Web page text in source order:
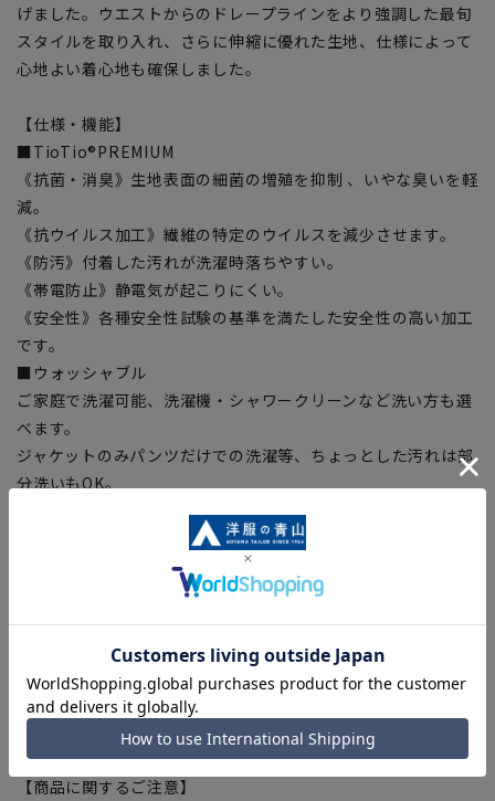
げました。ウエストからのドレープラインをより強調した最旬
スタイルを取り入れ、さらに伸縮に優れた生地、仕様によって
心地よい着心地も確保しました。
【仕様・機能】
■TioTio®PREMIUM
《抗菌・消臭》生地表面の細菌の増殖を抑制 、いやな臭いを軽
減。
《抗ウイルス加工》繊維の特定のウイルスを減少させます。
《防汚》付着した汚れが洗濯時落ちやすい。
《帯電防止》静電気が起こりにくい。
《安全性》各種安全性試験の基準を満たした安全性の高い加工
です。
■ウォッシャブル
ご家庭で洗濯可能、洗濯機・シャワークリーンなど洗い方も選
べます。
ジャケットのみパンツだけでの洗濯等、ちょっとした汚れは部
分洗いもOK。
身体の動きを阻害しない抜群の着心地
プリーツラインが取れにくく、裾までの綺麗なラインをキー
プ。
■ツーパンツ
交互に履くことで綺麗にパンツ長持ち。
【シルエット】《細め(スリム)》 (当社比)
【商品に関するご注意】